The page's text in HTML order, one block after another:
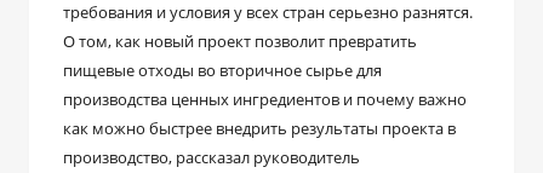
требования и условия у всех стран серьезно разнятся.
О том, как новый проект позволит превратить
пищевые отходы во вторичное сырье для
производства ценных ингредиентов и почему важно
как можно быстрее внедрить результаты проекта в
производство, рассказал руководитель